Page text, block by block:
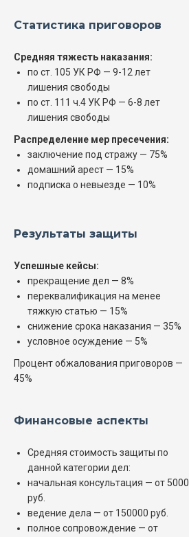
Статистика приговоров
Средняя тяжесть наказания:
по ст. 105 УК РФ — 9-12 лет
лишения свободы
по ст. 111 ч.4 УК РФ — 6-8 лет
лишения свободы
Распределение мер пресечения:
заключение под стражу — 75%
домашний арест — 15%
подписка о невыезде — 10%
Результаты защиты
Успешные кейсы:
прекращение дел — 8%
переквалификация на менее
тяжкую статью — 15%
снижение срока наказания — 35%
условное осуждение — 5%
Процент обжалования приговоров —
45%
Финансовые аспекты
Средняя стоимость защиты по
данной категории дел:
начальная консультация — от 5000
руб.
ведение дела — от 150000 руб.
полное сопровождение — от